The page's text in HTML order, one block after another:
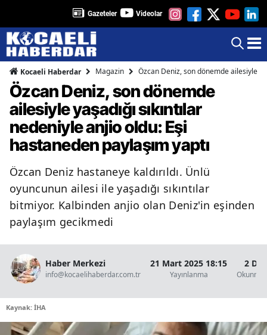
Gazeteler Videolar
Kocaeli Haberdar Magazin Özcan Deniz, son dönemde ailesiyle
Özcan Deniz, son dönemde
ailesiyle yaşadığı sıkıntılar
nedeniyle anjio oldu: Eşi
hastaneden paylaşım yaptı
Özcan Deniz hastaneye kaldırıldı. Ünlü
oyuncunun ailesi ile yaşadığı sıkıntılar
bitmiyor. Kalbinden anjio olan Deniz'in eşinden
paylaşım gecikmedi
Haber Merkezi
info@kocaelihaberdar.com.tr
21 Mart 2025 18:15
Yayınlanma
2
Okunma
Kaynak: İHA